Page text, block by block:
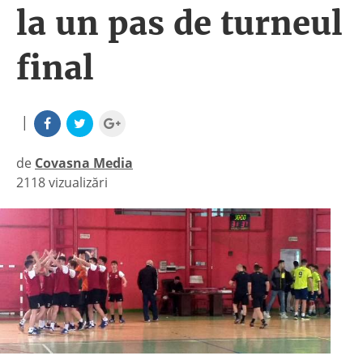
la un pas de turneul
final
|
de Covasna Media
|
2118 vizualizări